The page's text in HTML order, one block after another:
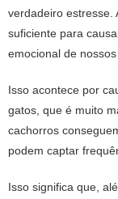
verdadeiro estresse.
suficiente para
emocional de
Isso acontece por
gatos, que é muito
cachorros
podem captar
Isso significa que,